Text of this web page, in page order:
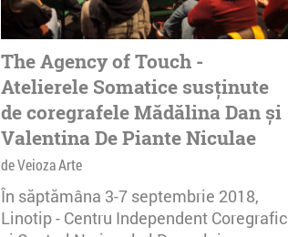
The Agency of Touch -
Atelierele Somatice susținute
de coregrafele Mădălina Dan și
Valentina De Piante Niculae
de Veioza Arte
În săptămâna 3-7 septembrie 2018,
Linotip - Centru Independent Coregrafic